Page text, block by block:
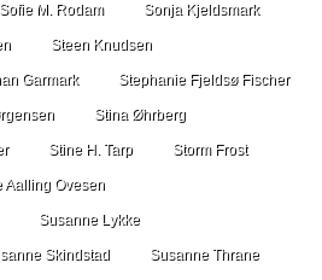
Sofie M. Rodam Sonja Kjeldsmark
Steen Knudsen
Garmark Stephanie Fjeldsø Fischer
Stina Øhrberg
Stine H. Tarp Storm Frost
Aalling Ovesen
Susanne Lykke
Skindstad Susanne Thrane